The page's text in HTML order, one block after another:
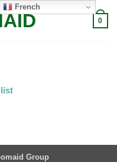
0
list
Group
French